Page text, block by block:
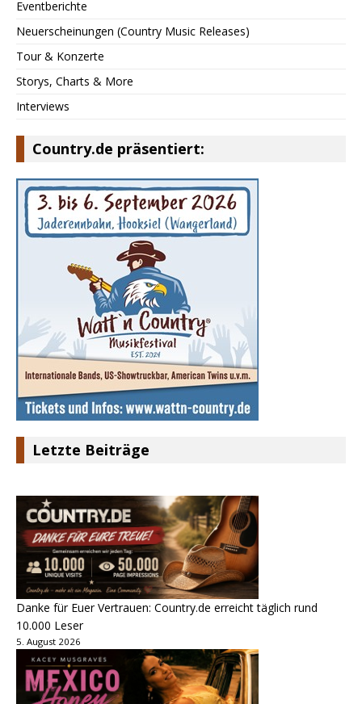
Eventberichte
Neuerscheinungen (Country Music Releases)
Tour & Konzerte
Storys, Charts & More
Interviews
Country.de präsentiert:
Letzte Beiträge
Danke für Euer Vertrauen: Country.de erreicht täglich rund
10.000 Leser
5. August 2026